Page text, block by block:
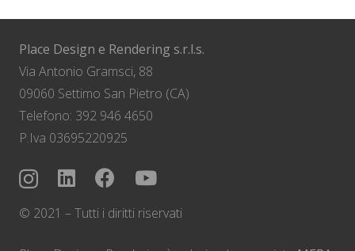
Place Design e Rendering s.r.l.s.
Via Antonio Gramsci, 88
09060 Settimo San Pietro (CA)
Telefono: 392 946 4650
P.Iva 03695220925
© 2021 – Tutti i diritti riservati